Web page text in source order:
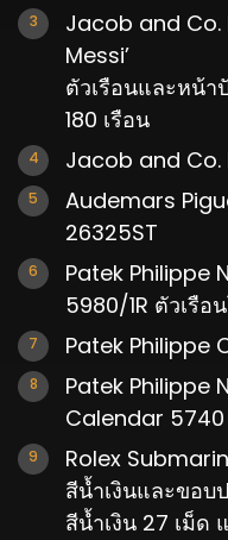
Jacob and Co.
Messi’
ตัวเรือนและหน้
180 เรือน
Jacob and Co.
Audemars
26325ST
Patek Philippe
5980/1R ตัวเรือ
Patek Philippe
Patek Philippe
Calendar 5740
Rolex
สีน้ำเงินและขอ
สีน้ำเงิน 27 เม็ด